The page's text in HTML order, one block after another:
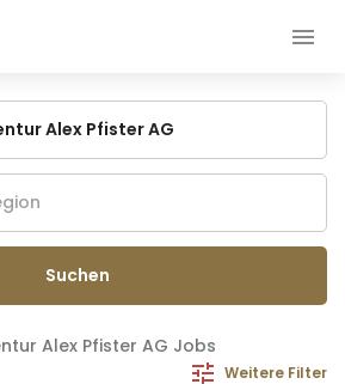
Suchen
Alex Pfister AG Jobs
Weitere Filter